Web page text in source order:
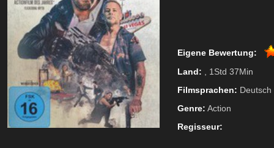
Eigene Bewertung:
Land: , 1Std 37Min
Filmsprachen: Deutsch
Genre: Action
Regisseur: